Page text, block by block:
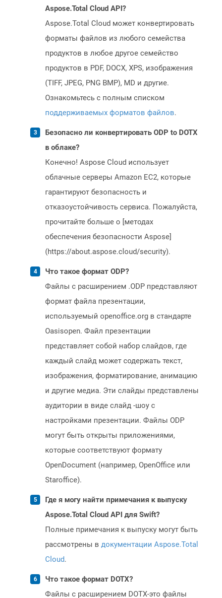
Aspose.Total Cloud API?
Aspose.Total Cloud может конвертировать
форматы файлов из любого семейства
продуктов в любое другое семейство
продуктов в PDF, DOCX, XPS, изображения
(TIFF, JPEG, PNG BMP), MD и другие.
Ознакомьтесь с полным списком
поддерживаемых форматов файлов.
Безопасно ли конвертировать ODP to DOTX
в облаке?
Конечно! Aspose Cloud использует
облачные серверы Amazon EC2, которые
гарантируют безопасность и
отказоустойчивость сервиса. Пожалуйста,
прочитайте больше о [методах
обеспечения безопасности Aspose]
(https://about.aspose.cloud/security).
Что такое формат ODP?
Файлы с расширением .ODP представляют
формат файла презентации,
используемый openoffice.org в стандарте
Oasisopen. Файл презентации
представляет собой набор слайдов, где
каждый слайд может содержать текст,
изображения, форматирование, анимацию
и другие медиа. Эти слайды представлены
аудитории в виде слайд -шоу с
настройками презентации. Файлы ODP
могут быть открыты приложениями,
которые соответствуют формату
OpenDocument (например, OpenOffice или
Staroffice).
Где я могу найти примечания к выпуску
Aspose.Total Cloud API для Swift?
Полные примечания к выпуску могут быть
рассмотрены в документации Aspose.Total
Cloud.
Что такое формат DOTX?
Файлы с расширением DOTX-это файлы